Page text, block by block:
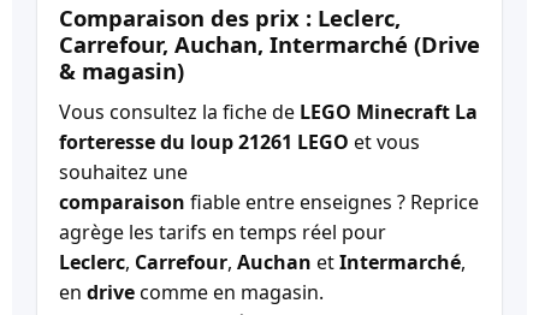
Comparaison des prix : Leclerc,
Carrefour, Auchan, Intermarché (Drive
& magasin)
Vous consultez la fiche de LEGO Minecraft La
forteresse du loup 21261 LEGO et vous
souhaitez une
comparaison fiable entre enseignes ? Reprice
agrège les tarifs en temps réel pour
Leclerc, Carrefour, Auchan etIntermarché,
en drivecomme en magasin.